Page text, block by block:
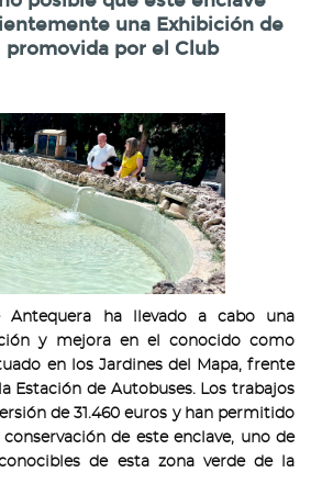
una Exhibición de
promovida por el Club
Antequera ha llevado a cabo una
y mejora en el conocido como
en los Jardines del Mapa, frente
Estación de Autobuses. Los trabajos
de 31.460 euros y han permitido
de este enclave, uno de
de esta zona verde de la